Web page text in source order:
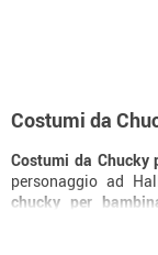
Costumi da
Costumi da Chucky
personaggio ad
chucky per
l'attenzione ai
look con gli